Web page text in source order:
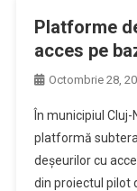
Platforme
acces pe
Octombrie 28,
În municipiul
platformă
deșeurilor cu
din proiectul pilot